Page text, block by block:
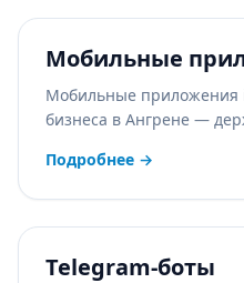
Мобильные
Мобильные приложения
бизнеса в Ангрене —
Подробнее →
Telegram-боты